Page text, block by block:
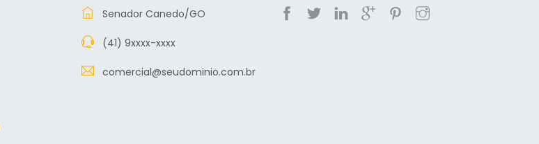
Senador Canedo/GO
(41) 9xxxx-xxxx
comercial@seudominio.com.br